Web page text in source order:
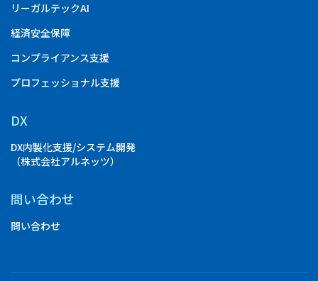
リーガルテックAI
経済安全保障
コンプライアンス支援
プロフェッショナル支援
DX
DX内製化支援/システム開発
（株式会社アルネッツ）
問い合わせ
問い合わせ